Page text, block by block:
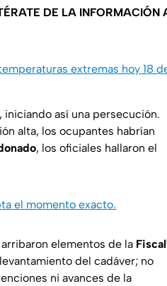
DE LA INFORMACIÓN
extremas hoy 18
así una persecución.
alta, los ocupantes habrían
, los oficiales hallaron el
el momento exacto.
elementos de la
del cadáver; no
ni avances de la